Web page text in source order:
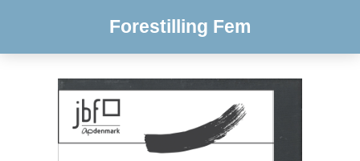
Forestilling Fem